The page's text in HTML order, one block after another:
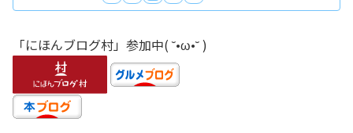
「にほんブログ村」参加中( ˘•ω•˘ )